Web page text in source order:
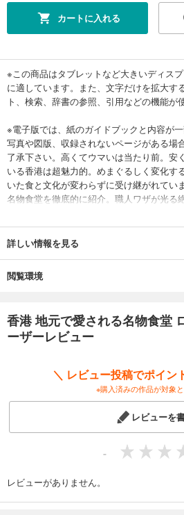
カートに入れる
※この商品はタブレットなど大きいディス
に適しています。また、文字だけを拡大す
ト、検索、辞書の参照、引用などの機能が
※電子版では、紙のガイドブックと内容が
写真や図版、収録されないページがある場
了承下さい。高くてウマいは当たり前。安
いる香港は超魅力的。めまぐるしく変化す
いた食と文化が変わらずに受け継がれてい
名物食堂を徹底的に紹介。職人ワザが光る
※本商品は過去にダイヤモンド社から発行
録内容に変更はありませんので、重複購入
詳しい情報を見る
閲覧環境
香港 地元で愛される名物食堂
ーザーレビュー
＼ レビュー投稿でポイン
※購入済みの作品が対象
レビューを
-
レビューがありません。